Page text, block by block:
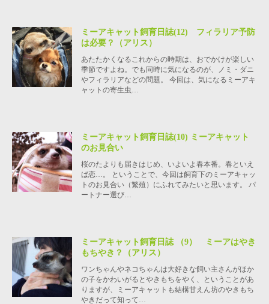
ミーアキャット飼育日誌(12) フィラリア予防
は必要？（アリス）
あたたかくなるこれからの時期は、おでかけが楽しい
季節ですよね。でも同時に気になるのが、ノミ・ダニ
やフィラリアなどの問題。 今回は、気になるミーアキ
ャットの寄生虫…
ミーアキャット飼育日誌(10) ミーアキャット
のお見合い
桜のたよりも届きはじめ、いよいよ春本番。春といえ
ば恋…。 ということで、今回は飼育下のミーアキャッ
トのお見合い（繁殖）にふれてみたいと思います。 パ
ートナー選び…
ミーアキャット飼育日誌 （9） ミーアはやき
もちやき？（アリス）
ワンちゃんやネコちゃんは大好きな飼い主さんがほか
の子をかわいがるとやきもちをやく、ということがあ
りますが、ミーアキャットも結構甘えん坊のやきもち
やきだって知って…